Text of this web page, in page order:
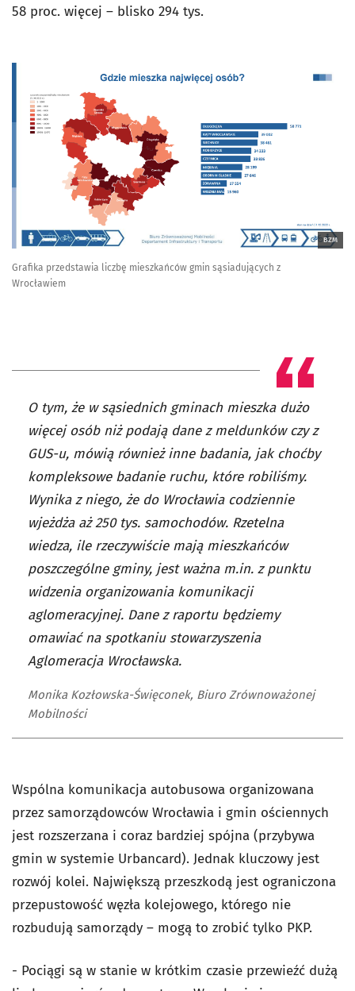
58 proc. więcej – blisko 294 tys.
BZM
Grafika przedstawia liczbę mieszkańców gmin sąsiadujących z
Wrocławiem
O tym, że w sąsiednich gminach mieszka dużo
więcej osób niż podają dane z meldunków czy z
GUS-u, mówią również inne badania, jak choćby
kompleksowe badanie ruchu, które robiliśmy.
Wynika z niego, że do Wrocławia codziennie
wjeżdża aż 250 tys. samochodów. Rzetelna
wiedza, ile rzeczywiście mają mieszkańców
poszczególne gminy, jest ważna m.in. z punktu
widzenia organizowania komunikacji
aglomeracyjnej. Dane z raportu będziemy
omawiać na spotkaniu stowarzyszenia
Aglomeracja Wrocławska.
Monika Kozłowska-Święconek, Biuro Zrównoważonej
Mobilności
Wspólna komunikacja autobusowa organizowana
przez samorządowców Wrocławia i gmin ościennych
jest rozszerzana i coraz bardziej spójna (przybywa
gmin w systemie Urbancard). Jednak kluczowy jest
rozwój kolei. Największą przeszkodą jest ograniczona
przepustowość węzła kolejowego, którego nie
rozbudują samorządy – mogą to zrobić tylko PKP.
- Pociągi są w stanie w krótkim czasie przewieźć dużą